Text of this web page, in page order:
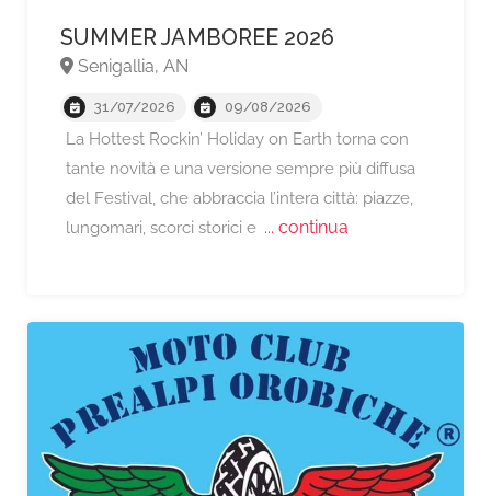
SUMMER JAMBOREE 2026
Senigallia, AN
31/07/2026 09/08/2026
La Hottest Rockin’ Holiday on Earth torna con
tante novità e una versione sempre più diffusa
del Festival, che abbraccia l’intera città: piazze,
lungomari, scorci storici e... continua